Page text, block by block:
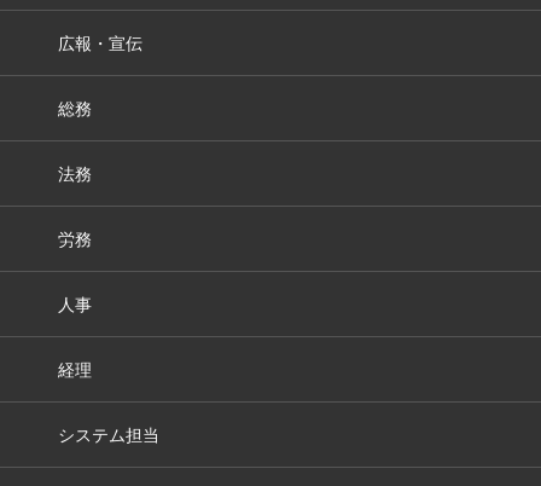
広報・宣伝
総務
法務
労務
人事
経理
システム担当